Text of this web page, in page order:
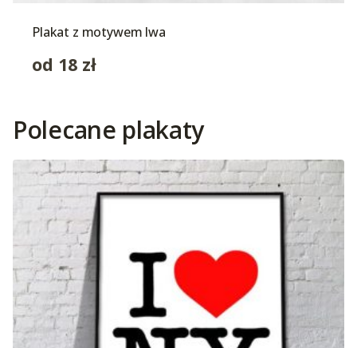
Plakat z motywem lwa
od 18 zł
Polecane plakaty